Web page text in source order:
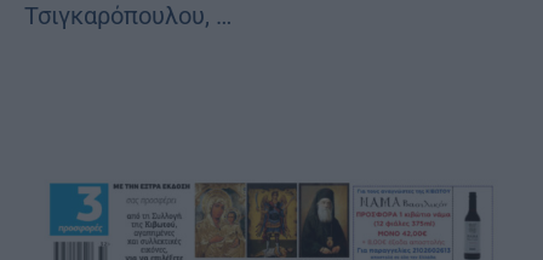
Τσιγκαρόπουλου, …